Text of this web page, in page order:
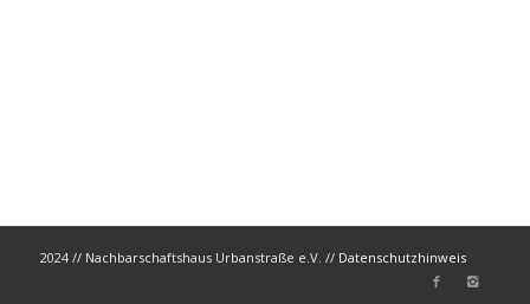
2024 // Nachbarschaftshaus Urbanstraße e.V. // Datenschutzhinweis